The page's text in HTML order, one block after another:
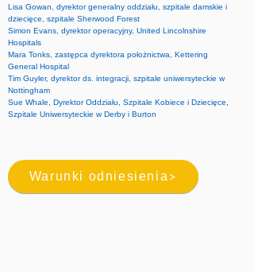
Lisa Gowan, dyrektor generalny oddziału, szpitale damskie i
dziecięce, szpitale Sherwood Forest
Simon Evans, dyrektor operacyjny, United Lincolnshire
Hospitals
Mara Tonks, zastępca dyrektora położnictwa, Kettering
General Hospital
Tim Guyler, dyrektor ds. integracji, szpitale uniwersyteckie w
Nottingham
Sue Whale, Dyrektor Oddziału, Szpitale Kobiece i Dziecięce,
Szpitale Uniwersyteckie w Derby i Burton
Warunki odniesienia